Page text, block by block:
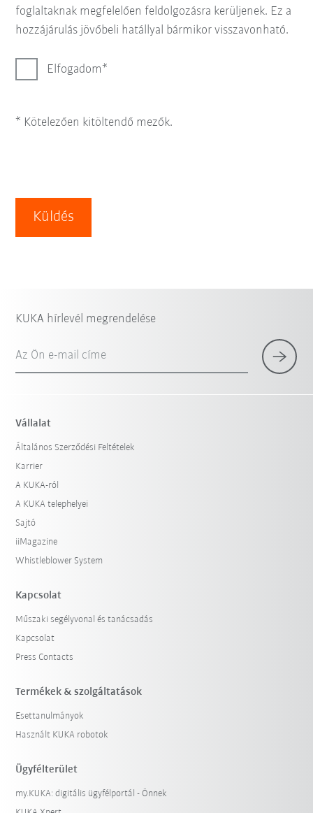
foglaltaknak megfelelően feldolgozásra kerüljenek. Ez a
hozzájárulás jövőbeli hatállyal bármikor visszavonható.
Elfogadom
* Kötelezően kitöltendő mezők.
Küldés
KUKA hírlevél megrendelése
Az Ön e-mail címe
Vállalat
Általános Szerződési Feltételek
Karrier
A KUKA-ról
A KUKA telephelyei
Sajtó
iiMagazine
Whistleblower System
Kapcsolat
Műszaki segélyvonal és tanácsadás
Kapcsolat
Press Contacts
Termékek & szolgáltatások
Esettanulmányok
Használt KUKA robotok
Ügyfélterület
my.KUKA: digitális ügyfélportál - Önnek